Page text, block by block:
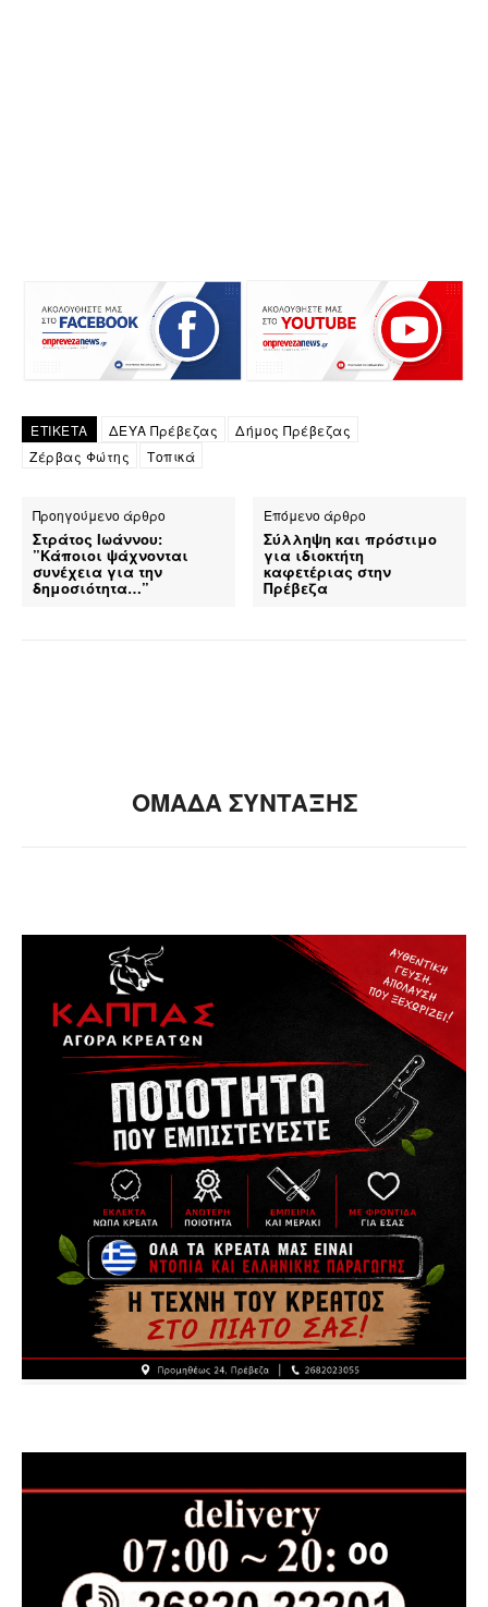
ΕΤΙΚΕΤΑ ΔΕΥΑ Πρέβεζας
Δήμος Πρέβεζας
Ζέρβας Φώτης
Τοπικά
Προηγούμενο άρθρο
Στράτος Ιωάννου:
”Κάποιοι ψάχνονται
συνέχεια για την
δημοσιότητα…”
Επόμενο άρθρο
Σύλληψη και πρόστιμο
για ιδιοκτήτη
καφετέριας στην
Πρέβεζα
ΟΜΑΔΑ ΣΥΝΤΑΞΗΣ